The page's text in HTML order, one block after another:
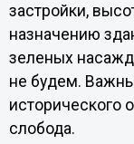
застройки,
назначению
зеленых
не будем.
исторического
слобода.